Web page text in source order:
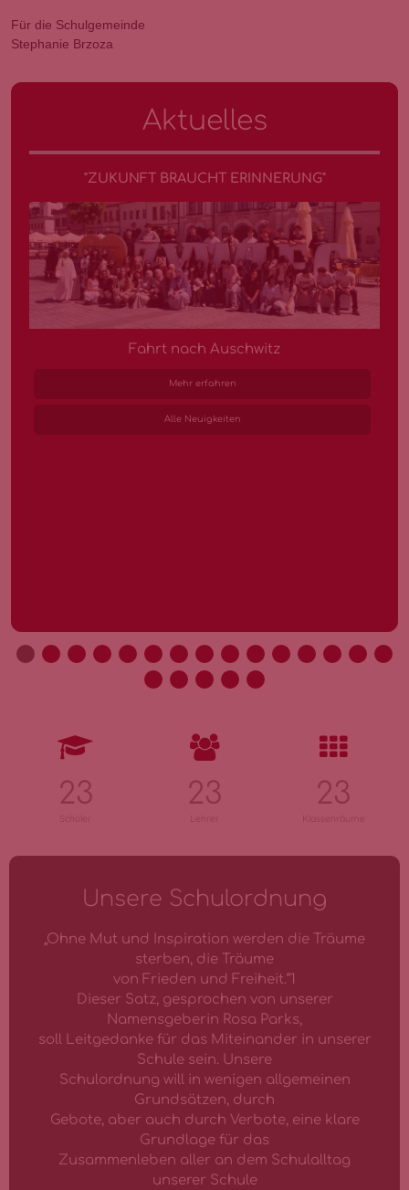
Für die Schulgemeinde
Stephanie Brzoza
Aktuelles
"ZUKUNFT BRAUCHT ERINNERUNG"
Fahrt nach Auschwitz
Mehr erfahren
Alle Neuigkeiten
23 23 23
Klassenräume
Unsere Schulordnung
„Ohne Mut und Inspiration werden die Träume
sterben, die Träume
von Frieden und Freiheit.“1
Dieser Satz, gesprochen von unserer
Namensgeberin Rosa Parks,
soll Leitgedanke für das Miteinander in unserer
Schule sein. Unsere
Schulordnung will in wenigen allgemeinen
Grundsätzen, durch
Gebote, aber auch durch Verbote, eine klare
Grundlage für das
Zusammenleben aller an dem Schulalltag
unserer Schule